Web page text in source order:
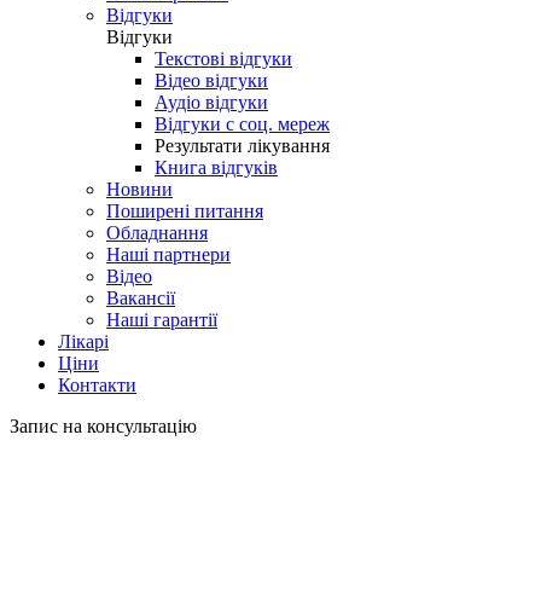
Відгуки
Відгуки
Текстові відгуки
Відео відгуки
Аудіо відгуки
Відгуки с соц. мереж
Результати лікування
Книга відгуків
Новини
Поширені питання
Обладнання
Наші партнери
Відео
Вакансії
Наші гарантії
Лікарі
Ціни
Контакти
Запис на консультацію